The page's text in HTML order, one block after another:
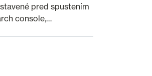
pred spustením
console,…